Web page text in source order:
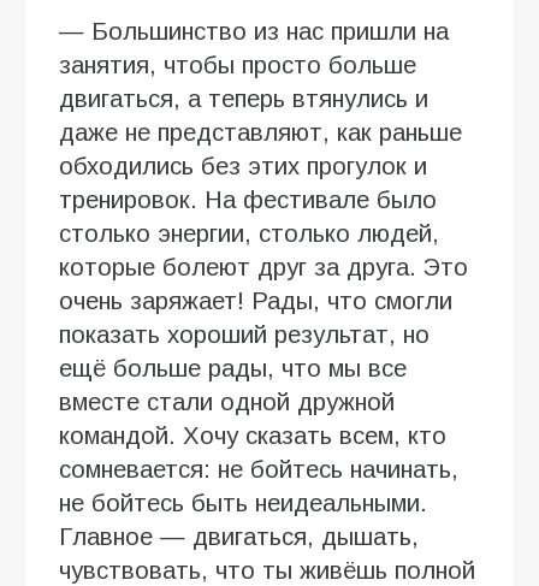
— Большинство из нас пришли на
занятия, чтобы просто больше
двигаться, а теперь втянулись и
даже не представляют, как раньше
обходились без этих прогулок и
тренировок. На фестивале было
столько энергии, столько людей,
которые болеют друг за друга. Это
очень заряжает! Рады, что смогли
показать хороший результат, но
ещё больше рады, что мы все
вместе стали одной дружной
командой. Хочу сказать всем, кто
сомневается: не бойтесь начинать,
не бойтесь быть неидеальными.
Главное — двигаться, дышать,
чувствовать, что ты живёшь полной